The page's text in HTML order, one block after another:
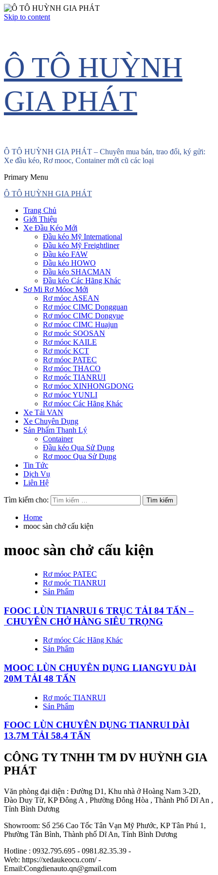
Skip to content
Ô TÔ HUỲNH
GIA PHÁT
Ô TÔ HUỲNH GIA PHÁT – Chuyên mua bán, trao đổi, ký gửi:
Xe đầu kéo, Rơ mooc, Container mới cũ các loại
Primary Menu
Ô TÔ HUỲNH GIA PHÁT
Trang Chủ
Giới Thiệu
Xe Đầu Kéo Mới
Đầu kéo Mỹ International
Đầu kéo Mỹ Freightliner
Đầu kéo FAW
Đầu kéo HOWO
Đầu kéo SHACMAN
Đầu kéo Các Hãng Khác
Sơ Mi Rơ Móoc Mới
Rơ móoc ASEAN
Rơ móoc CIMC Dongguan
Rơ móoc CIMC Dongyue
Rơ móoc CIMC Huajun
Rơ moóc SOOSAN
Rơ móoc KAILE
Rơ moóc KCT
Rơ móoc PATEC
Rơ móoc THACO
Rơ moóc TIANRUI
Rơ móoc XINHONGDONG
Rơ móoc YUNLI
Rơ móoc Các Hãng Khác
Xe Tải VAN
Xe Chuyên Dụng
Sản Phẩm Thanh Lý
Container
Đầu kéo Qua Sử Dụng
Rơ mooc Qua Sử Dụng
Tin Tức
Dịch Vụ
Liên Hệ
Tìm kiếm cho:
Home
mooc sàn chở cấu kiện
mooc sàn chở cấu kiện
Rơ móoc PATEC
Rơ moóc TIANRUI
Sản Phẩm
FOOC LÙN TIANRUI 6 TRỤC TẢI 84 TẤN –
CHUYÊN CHỞ HÀNG SIÊU TRỌNG
Rơ móoc Các Hãng Khác
Sản Phẩm
MOOC LÙN CHUYÊN DỤNG LIANGYU DÀI
20M TẢI 48 TẤN
Rơ moóc TIANRUI
Sản Phẩm
FOOC LÙN CHUYÊN DỤNG TIANRUI DÀI
13.7M TẢI 58.4 TẤN
CÔNG TY TNHH TM DV HUỲNH GIA
PHÁT
Văn phòng đại diện : Đường D1, Khu nhà ở Hoàng Nam 3-2D,
Đào Duy Từ, KP Đông A , Phường Đông Hòa , Thành Phố Dĩ An ,
Tỉnh Bình Dương
Showroom: Số 256 Cao Tốc Tân Vạn Mỹ Phước, KP Tân Phú 1,
Phường Tân Bình, Thành phố Dĩ An, Tỉnh Bình Dương
Hotline : 0932.795.695 - 0981.82.35.39 -
Web: https://xedaukeocu.com/ -
Email:Congdienauto.qn@gmail.com